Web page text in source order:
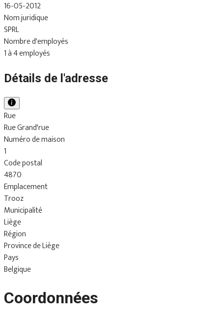
16-05-2012
Nom juridique
SPRL
Nombre d'employés
1 à 4 employés
Détails de l'adresse
Rue
Rue Grand'rue
Numéro de maison
1
Code postal
4870
Emplacement
Trooz
Municipalité
Liège
Région
Province de Liège
Pays
Belgique
Coordonnées